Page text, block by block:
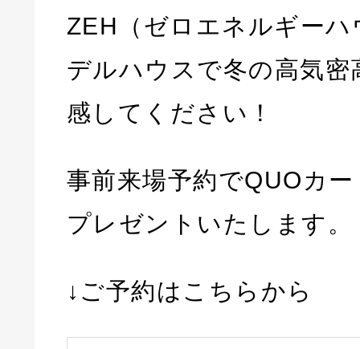
ZEH（ゼロエネルギー
デルハウスで冬の高気密
感してください！
事前来場予約でQUOカ
プレゼントいたします。
↓ご予約はこちらから